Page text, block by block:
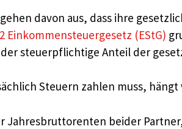
davon aus, dass ihre
Einkommensteuergesetz (EStG)
steuerpflichtige Anteil der
Steuern zahlen muss,
Jahresbruttorenten beider